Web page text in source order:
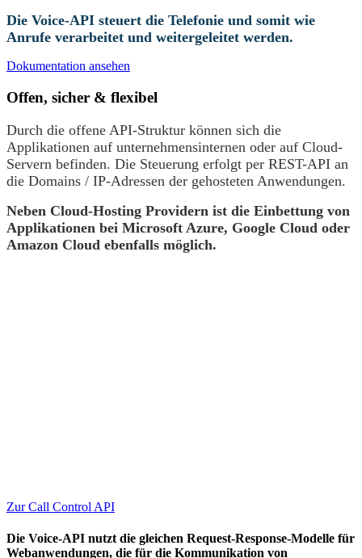
Die Voice-API steuert die Telefonie und somit wie
Anrufe verarbeitet und weitergeleitet werden.
Dokumentation ansehen
Offen, sicher & flexibel
Durch die offene API-Struktur können sich die
Applikationen auf unternehmensinternen oder auf Cloud-
Servern befinden. Die Steuerung erfolgt per REST-API an
die Domains / IP-Adressen der gehosteten Anwendungen.
Neben Cloud-Hosting Providern ist die Einbettung von
Applikationen bei Microsoft Azure, Google Cloud oder
Amazon Cloud ebenfalls möglich.
Zur Call Control API
Die Voice-API nutzt die gleichen Request-Response-Modelle für
Webanwendungen, die für die Kommunikation von